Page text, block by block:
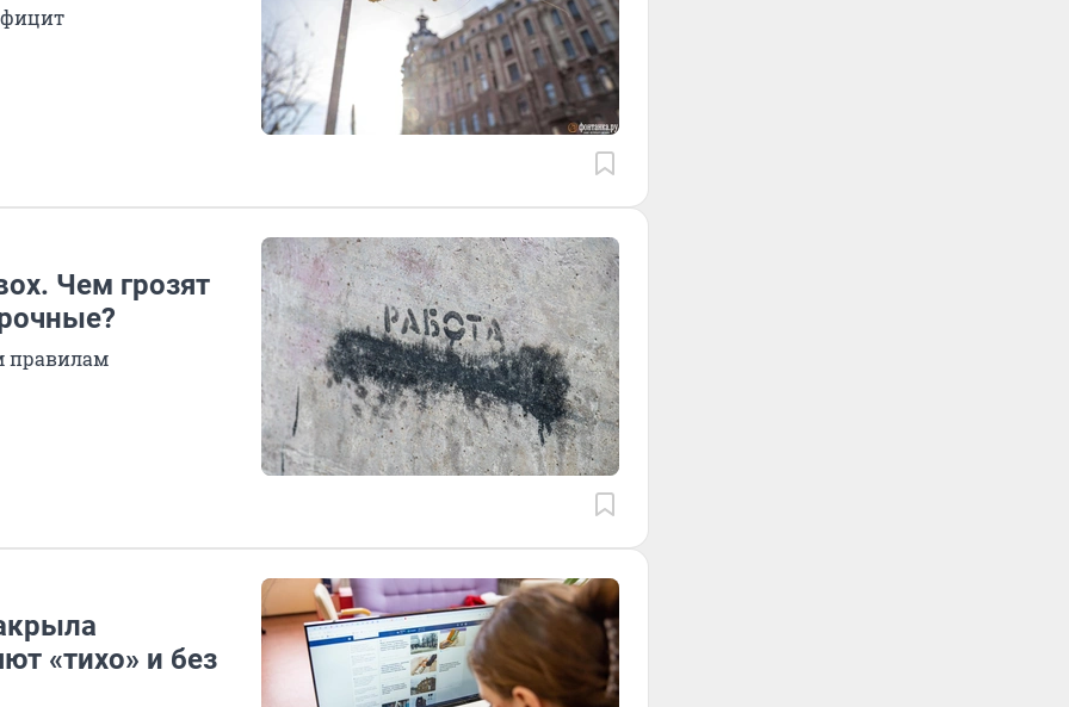
Чем грозят
правилам
«тихо» и без